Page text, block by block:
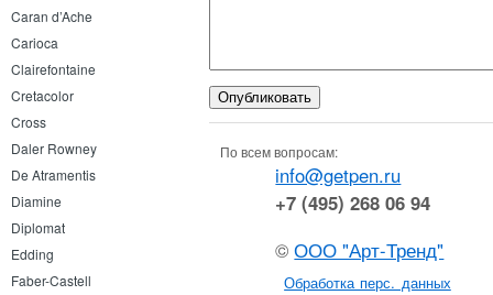
Caran d’Ache
Carioca
Clairefontaine
Cretacolor
Cross
Daler Rowney
De Atramentis
Diamine
Diplomat
Edding
Faber-Castell
По всем вопросам:
info@getpen.ru
+7 (495) 268 06 94
©ООО "Арт-Тренд"
Обработка перс. данных